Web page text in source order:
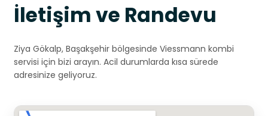
İletişim ve Randevu
Ziya Gökalp, Başakşehir bölgesinde Viessmann kombi
servisi için bizi arayın. Acil durumlarda kısa sürede
adresinize geliyoruz.